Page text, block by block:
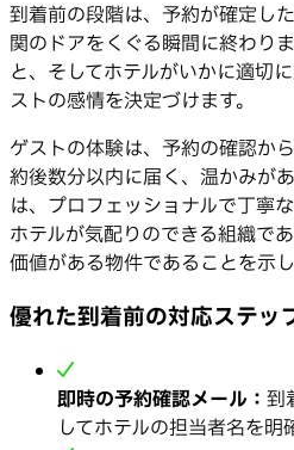
到着前の段階は、予約が確定し
関のドアをくぐる瞬間に終わり
と、そしてホテルがいかに適切
ストの感情を決定づけます。
ゲストの体験は、予約の確認か
約後数分以内に届く、温かみが
は、プロフェッショナルで丁寧
ホテルが気配りのできる組織で
価値がある物件であることを示し
優れた到着前の対応ステッ
即時の予約確認メール： 到
してホテルの担当者名を明